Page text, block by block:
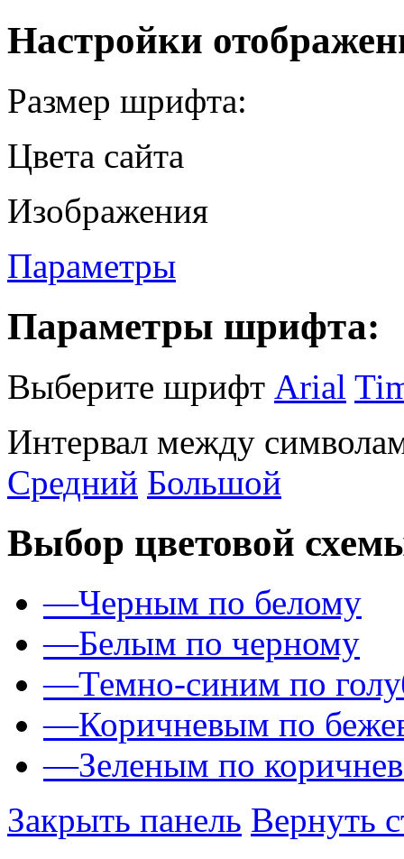
Настройки
Размер шрифта:
Цвета сайта
Изображения
Параметры
Параметры шрифта:
Выберите шрифт Arial
Интервал между
Средний Большой
Выбор цветовой
—Черным по белому
—Белым по черному
—Темно-синим по
—Коричневым по
—Зеленым по
Закрыть панель Вернуть